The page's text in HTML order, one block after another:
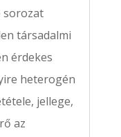
sorozat
társadalmi
érdekes
heterogén
jellege,
az